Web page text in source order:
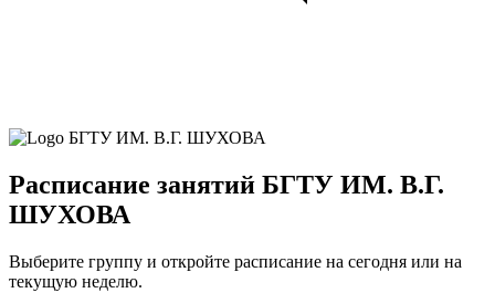
Расписание занятий БГТУ ИМ. В.Г.
ШУХОВА
Выберите группу и откройте расписание на сегодня или на
текущую неделю.